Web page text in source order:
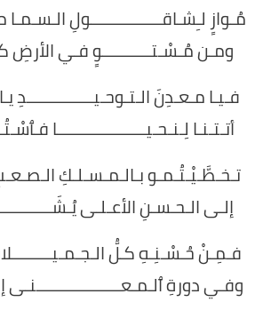
مُـوازٍ لـِشـاقــــــــــــــــولِ
ومـن مُـسْـتـــــــــــوٍ فـي الأرضِ
فـيـا مـعـدِنَ
أتـتـنـا لِـنـحـيــــــــــــــــــــا
تـخـطَّـيْـتُـمـو بـالـمـسـلـكِ
إلـى الـحـسـنِ الأعـلـى
فـمِـنْ حُـسْـنِـهِ كـلُّ
وفـي دورةِ